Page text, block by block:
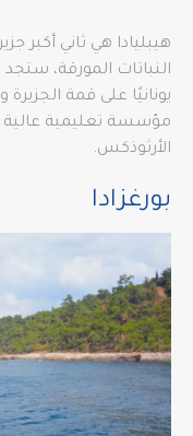
هيبليادا هي ثاني أكبر
النباتات المورقة،
يونانيًا على قمة
مؤسسة تعليمية عالية
الأرثوذكس.
بورغزادا